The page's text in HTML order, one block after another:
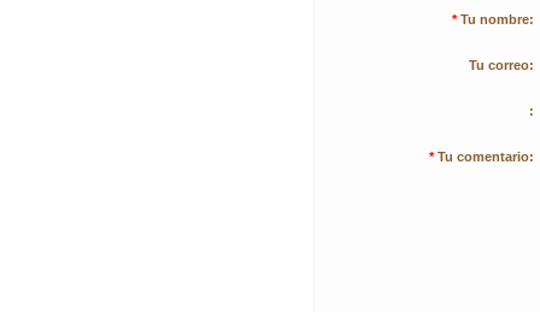
* Tu nombre:
Tu correo:
:
* Tu comentario: